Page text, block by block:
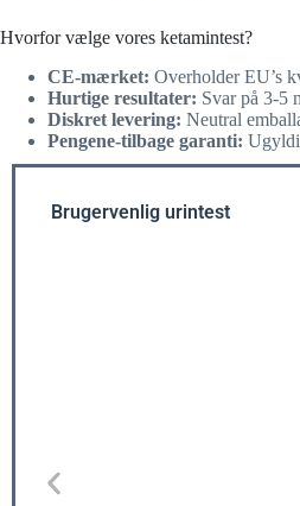
Hvorfor vælge vores ketamintest?
CE-mærket: Overholder EU’s
Hurtige resultater: Svar på 3-5
Diskret levering: Neutral
Pengene-tilbage garanti:
Brugervenlig urintest